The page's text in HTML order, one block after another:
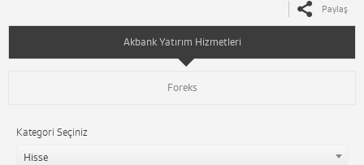
Paylaş
Akbank Yatırım Hizmetleri
Foreks
Kategori Seçiniz
Hisse